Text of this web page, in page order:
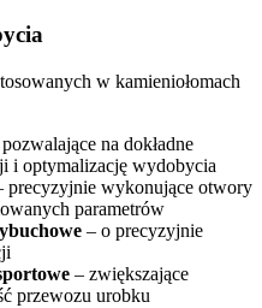
w kamieniołomach
na dokładne
i optymalizację wydobycia
precyzyjnie wykonujące otwory
parametrów
– o precyzyjnie
– zwiększające
przewozu urobku